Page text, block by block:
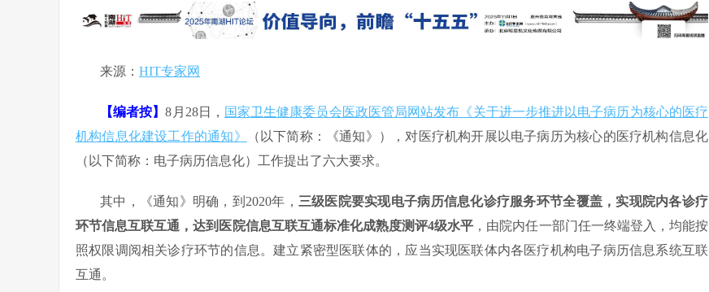
来源： HIT专家网
【编者按】8月28日， 国家卫生健康委员会医政医管局网站发布《关于进一步推进以电子病历为核心的医疗
机构信息化建设工作的通知》
（以下简称：《通知》），对医疗机构开展以电子病历为核心的医疗机构信息化
（以下简称：电子病历信息化）工作提出了六大要求。
其中，《通知》明确，到2020年， 三级医院要实现电子病历信息化诊疗服务环节全覆盖，实现院内各诊疗
环节信息互联互通，达到医院信息互联互通标准化成熟度测评4级水平 ，由院内任一部门任一终端登入，均能按
照权限调阅相关诊疗环节的信息。建立紧密型医联体的，应当实现医联体内各医疗机构电子病历信息系统互联
互通。